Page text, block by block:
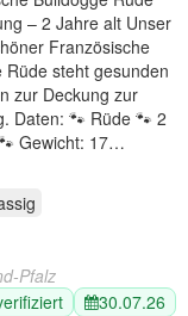
– 2 Jahre alt Unser
Französische
Rüde steht gesunden
zur Deckung zur
Daten: 🐾 Rüde 🐾 2
Gewicht: 17…
Pfalz
30.07.26